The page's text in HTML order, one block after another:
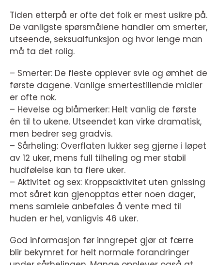
Tiden etterpå er ofte det folk er mest usikre på.
De vanligste spørsmålene handler om smerter,
utseende, seksualfunksjon og hvor lenge man
må ta det rolig.
– Smerter: De fleste opplever svie og ømhet de
første dagene. Vanlige smertestillende midler
er ofte nok.
– Hevelse og blåmerker: Helt vanlig de første
én til to ukene. Utseendet kan virke dramatisk,
men bedrer seg gradvis.
– Sårheling: Overflaten lukker seg gjerne i løpet
av 12 uker, mens full tilheling og mer stabil
hudfølelse kan ta flere uker.
– Aktivitet og sex: Kroppsaktivitet uten gnissing
mot såret kan gjenopptas etter noen dager,
mens samleie anbefales å vente med til
huden er hel, vanligvis 46 uker.
God informasjon før inngrepet gjør at færre
blir bekymret for helt normale forandringer